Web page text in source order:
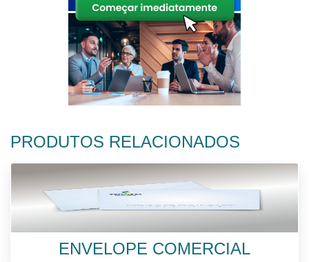
PRODUTOS RELACIONADOS
ENVELOPE COMERCIAL